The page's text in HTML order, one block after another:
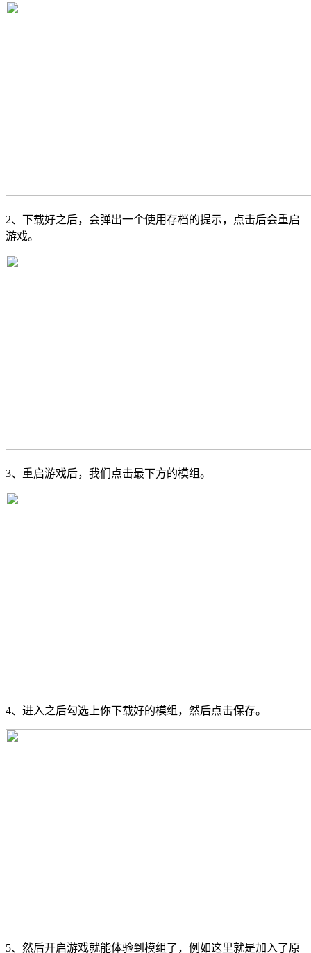
2、下载好之后，会弹出一个使用存档的提示，点击后会重启
游戏。
3、重启游戏后，我们点击最下方的模组。
4、进入之后勾选上你下载好的模组，然后点击保存。
5、然后开启游戏就能体验到模组了，例如这里就是加入了原